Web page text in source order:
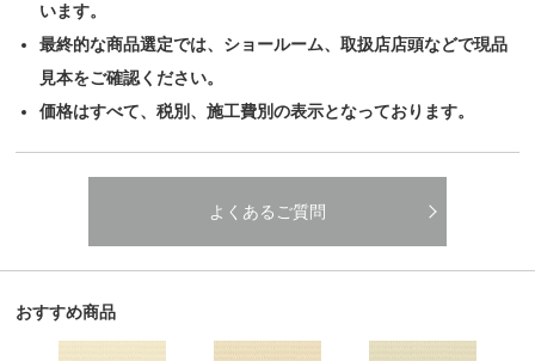
います。
最終的な商品選定では、ショールーム、取扱店店頭などで現品
見本をご確認ください。
価格はすべて、税別、施工費別の表示となっております。
よくあるご質問
おすすめ商品